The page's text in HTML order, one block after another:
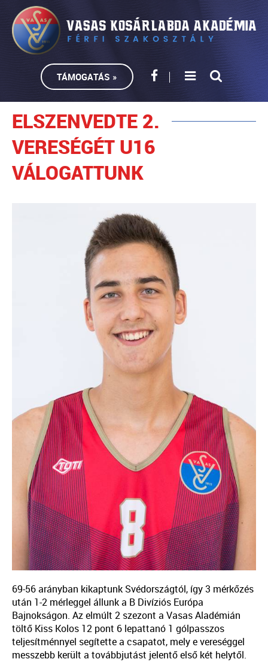
TÁMOGATÁS »
ELSZENVEDTE 2.
VERESÉGÉT U16
VÁLOGATTUNK
69-56 arányban kikaptunk Svédországtól, így 3 mérkőzés
után 1-2 mérleggel állunk a B Divíziós Európa
Bajnokságon. Az elmúlt 2 szezont a Vasas Aladémián
töltő Kiss Kolos 12 pont 6 lepattanó 1 gólpasszos
teljesítménnyel segítette a csapatot, mely e vereséggel
messzebb került a továbbjutást jelentő első két helytől.